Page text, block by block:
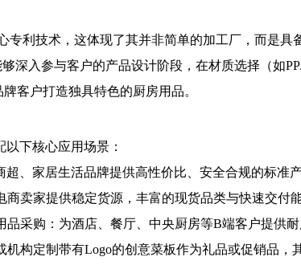
利技术，这体现了其并非简单的加工厂，而是具
深入参与客户的产品设计阶段，在材质选择（如
客户打造独具特色的厨房用品。
下核心应用场景：
、家居生活品牌提供高性价比、安全合规的标准
卖家提供稳定货源，丰富的现货品类与快速交付
采购：为酒店、餐厅、中央厨房等B端客户提供
构定制带有Logo的创意菜板作为礼品或促销品